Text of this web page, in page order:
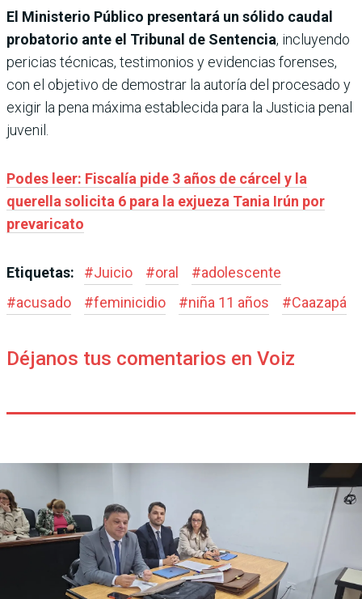
El Ministerio Público presentará un sólido caudal
probatorio ante el Tribunal de Sentencia, incluyendo
pericias técnicas, testimonios y evidencias forenses,
con el objetivo de demostrar la autoría del procesado y
exigir la pena máxima establecida para la Justicia penal
juvenil.
Podes leer: Fiscalía pide 3 años de cárcel y la
querella solicita 6 para la exjueza Tania Irún por
prevaricato
Etiquetas: #Juicio #oral #adolescente
#acusado #feminicidio #niña 11 años #Caazapá
Déjanos tus comentarios en Voiz